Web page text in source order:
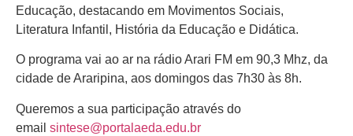
Educação, destacando em Movimentos Sociais,
Literatura Infantil, História da Educação e Didática.
O programa vai ao ar na rádio Arari FM em 90,3 Mhz, da
cidade de Araripina, aos domingos das 7h30 às 8h.
Queremos a sua participação através do
email sintese@portalaeda.edu.br